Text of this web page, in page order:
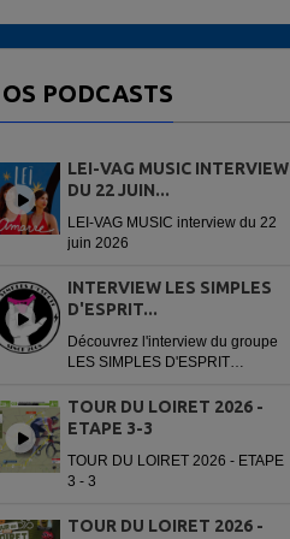
PODCASTS
LEI-VAG MUSIC INTERVIEW
DU 22 JUIN...
LEI-VAG MUSIC interview du 22
juin 2026
INTERVIEW LES SIMPLES
D'ESPRIT...
Découvrez l'interview du groupe
LES SIMPLES D'ESPRIT
13 juin 2026 à la 6e édition du
Festi'Alliance. Interview réalisée
TOUR DU LOIRET 2026 -
ETAPE 3-3
TOUR DU LOIRET 2026 - ETAPE
3 - 3
TOUR DU LOIRET 2026 -